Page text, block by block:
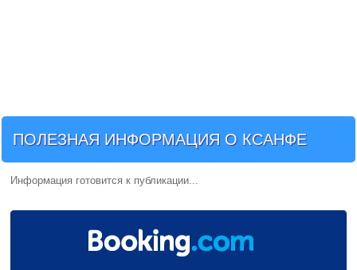
ПОЛЕЗНАЯ ИНФОРМАЦИЯ О КСАНФЕ
Информация готовится к публикации...